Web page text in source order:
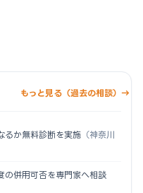
もっと見る（過去の相談）→
るか無料診断を実施 （神奈川
の併用可否を専門家へ相談